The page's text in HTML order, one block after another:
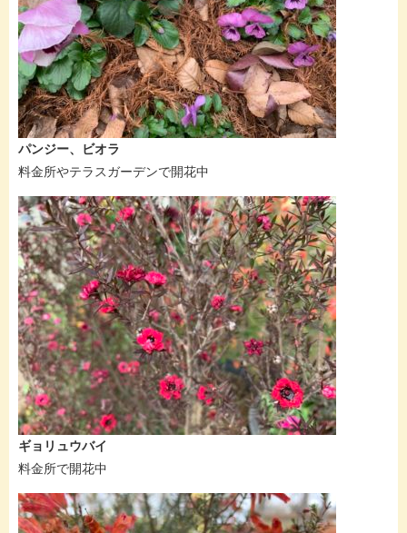
パンジー、ビオラ
料金所やテラスガーデンで開花中
ギョリュウバイ
料金所で開花中